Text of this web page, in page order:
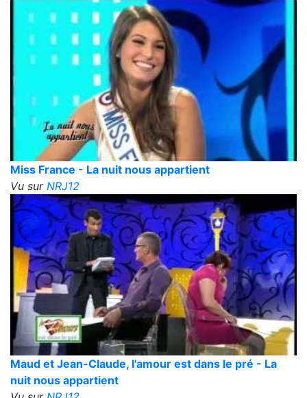
Miss France - La nuit nous appartient
Vu sur NRJ12
Maud et Jean-Claude, l'amour est dans le pré - La
nuit nous appartient